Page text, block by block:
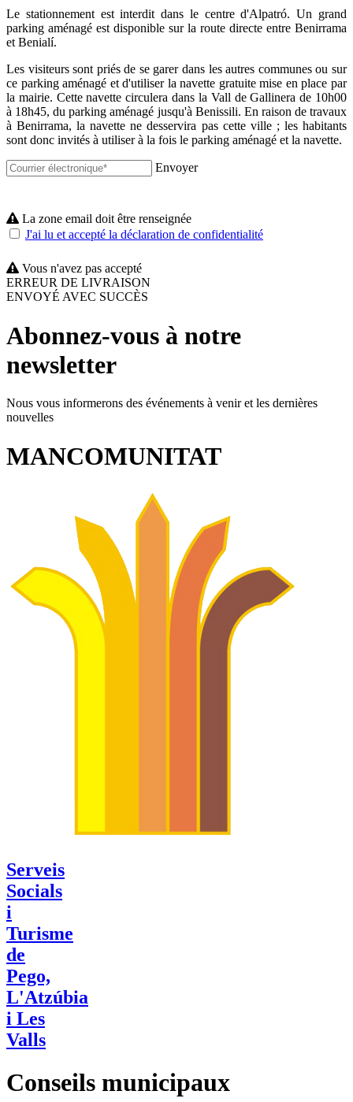
Le stationnement est interdit dans le centre d'Alpatró. Un grand
parking aménagé est disponible sur la route directe entre Benirrama
et Benialí.
Les visiteurs sont priés de se garer dans les autres communes ou sur
ce parking aménagé et d'utiliser la navette gratuite mise en place par
la mairie. Cette navette circulera dans la Vall de Gallinera de 10h00
à 18h45, du parking aménagé jusqu'à Benissili. En raison de travaux
à Benirrama, la navette ne desservira pas cette ville ; les habitants
sont donc invités à utiliser à la fois le parking aménagé et la navette.
Envoyer
La zone email doit être renseignée
J'ai lu et accepté la déclaration de confidentialité
Vous n'avez pas accepté
ERREUR DE LIVRAISON
ENVOYÉ AVEC SUCCÈS
Abonnez-vous à notre
newsletter
Nous vous informerons des événements à venir et les dernières
nouvelles
MANCOMUNITAT
Serveis
Socials
i
Turisme
de
Pego,
L'Atzúbia
i Les
Valls
Conseils municipaux